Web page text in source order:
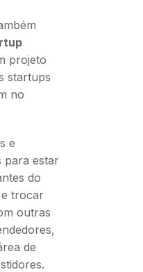
projeto
startups
no
e
para estar
do
trocar
outras
de